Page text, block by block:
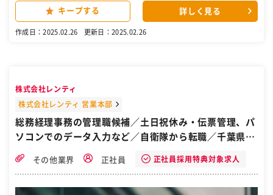
験や希望に沿って、お任せする業務を決めさせて頂ければと思いま
の研修はリモート） ↓ 各プロジェクトへ配属へ ↓ 会社や業務に慣れ
グ・各種書類の管理 ※専用システム又はExcelを使用します。 ーーー
ーーーーーーーー ◆向いている方 ーーーーーーーーーーー 《経歴》
コツコツ仕事ができる方 ・積極的に質問できる方 ・仲間意識が持って
仕事ができる方 ーーーーーーーーーーー ◆この求人の魅力 ーーーー
らでもチャレンジ可能♪ ・事務のキャリアだけでなく、様々なキャリ
キープする 詳しく見る
作成日：2025.02.26 更新日：2025.02.26
株式会社レンティ
株式会社レンティ 営業本部
総務経理事務の管理職候補／土日祝休み・伝票管理、パ
ソコンでのデータ入力など／自衛隊から転職／千葉県習
その他業界 正社員 正社員採用特典対象求人